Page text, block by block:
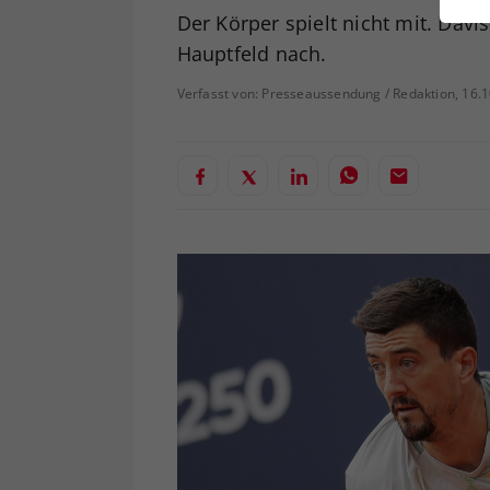
Der Körper spielt nicht mit.
Hauptfeld nach.
Verfasst von: Presseaussendung / Redaktion,